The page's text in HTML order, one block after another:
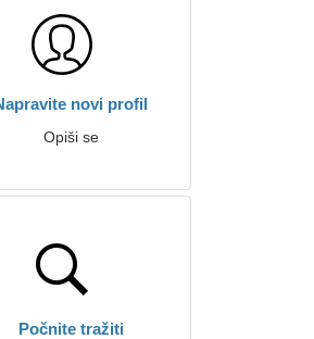
novi profil
Opiši se
Počnite tražiti